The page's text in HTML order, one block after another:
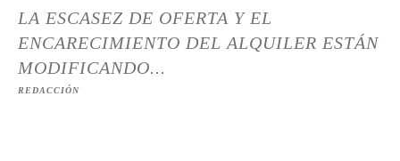
LA ESCASEZ DE OFERTA Y EL
ENCARECIMIENTO DEL ALQUILER ESTÁN
MODIFICANDO...
REDACCIÓN